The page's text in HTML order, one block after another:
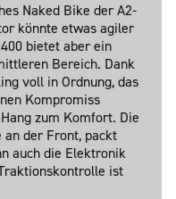
Naked Bike der A2-
könnte etwas agiler
bietet aber ein
Bereich. Dank
voll in Ordnung, das
Kompromiss
zum Komfort. Die
an der Front, packt
auch die Elektronik
ist